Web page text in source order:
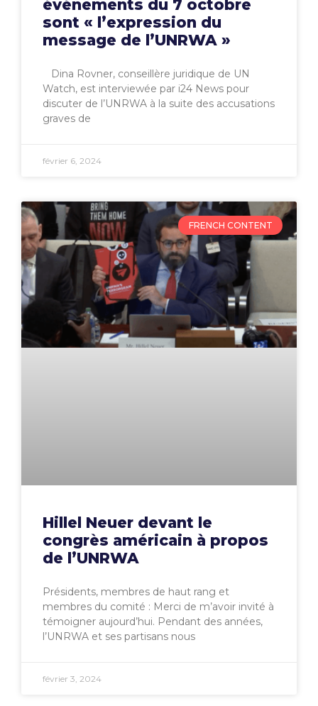
événements du 7 octobre
sont « l’expression du
message de l’UNRWA »
Dina Rovner, conseillère juridique de UN
Watch, est interviewée par i24 News pour
discuter de l’UNRWA à la suite des accusations
graves de
février 6, 2024
FRENCH CONTENT
Hillel Neuer devant le
congrès américain à propos
de l’UNRWA
Présidents, membres de haut rang et
membres du comité : Merci de m’avoir invité à
témoigner aujourd’hui. Pendant des années,
l’UNRWA et ses partisans nous
février 3, 2024